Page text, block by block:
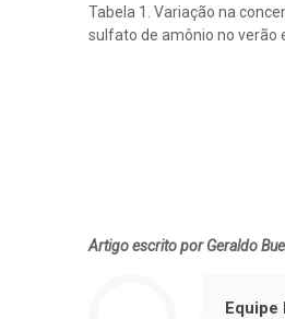
Tabela 1. Variação na
sulfato de amônio no verão
Artigo escrito por Geraldo
Equipe